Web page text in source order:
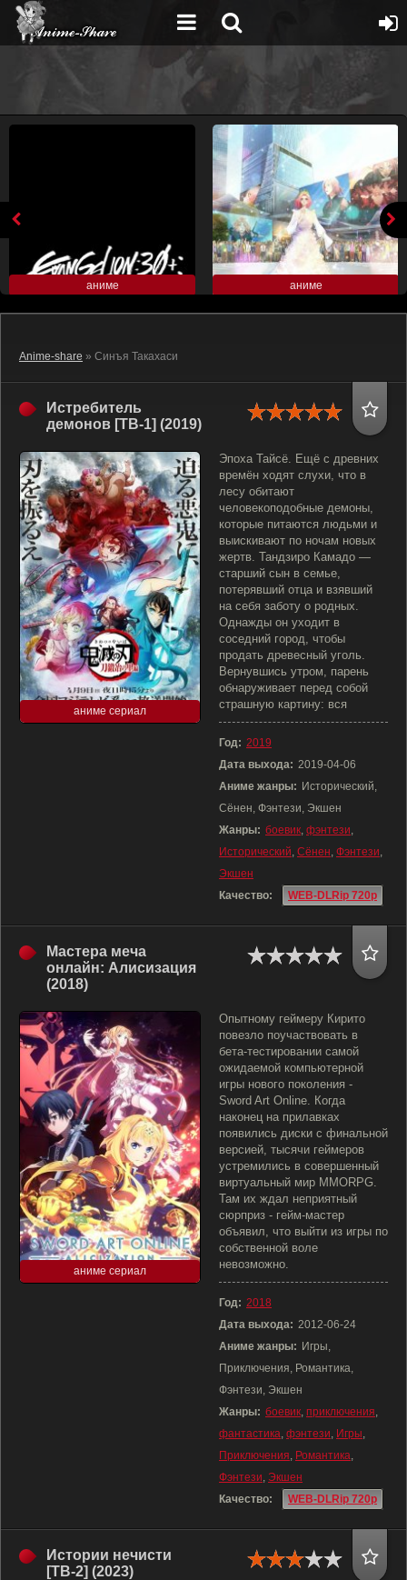
аниме аниме
Anime-share » Синъя Такахаси
Истребитель
демонов [ТВ-1] (2019)
аниме сериал
Эпоха Тайсё. Ещё с древних
времён ходят слухи, что в
лесу обитают
человекоподобные демоны,
которые питаются людьми и
выискивают по ночам новых
жертв. Тандзиро Камадо —
старший сын в семье,
потерявший отца и взявший
на себя заботу о родных.
Однажды он уходит в
соседний город, чтобы
продать древесный уголь.
Вернувшись утром, парень
обнаруживает перед собой
страшную картину: вся
Год: 2019
Дата выхода: 2019-04-06
Аниме жанры: Исторический,
Сёнен, Фэнтези, Экшен
Жанры: боевик, фэнтези,
Исторический, Сёнен, Фэнтези,
Экшен
Качество:
WEB-DLRip 720p
Мастера меча
онлайн: Алисизация
(2018)
аниме сериал
Опытному геймеру Кирито
повезло поучаствовать в
бета-тестировании самой
ожидаемой компьютерной
игры нового поколения -
Sword Art Online. Когда
наконец на прилавках
появились диски с финальной
версией, тысячи геймеров
устремились в совершенный
виртуальный мир MMORPG.
Там их ждал неприятный
сюрприз - гейм-мастер
объявил, что выйти из игры по
собственной воле
невозможно.
Год: 2018
Дата выхода: 2012-06-24
Аниме жанры: Игры,
Приключения, Романтика,
Фэнтези, Экшен
Жанры: боевик, приключения,
фантастика, фэнтези, Игры,
Приключения, Романтика,
Фэнтези, Экшен
Качество:
WEB-DLRip 720p
Истории нечисти
[ТВ-2] (2023)